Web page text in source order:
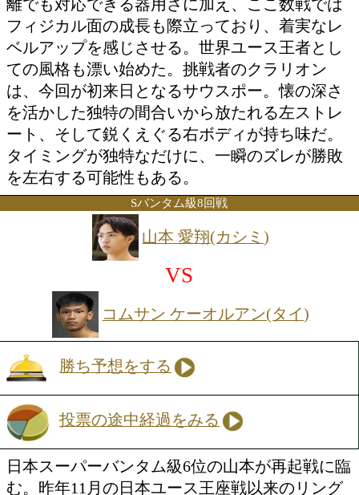
特集ページを見る
WBC世界ユースSフライ級王者の藤野の
は、テクニックと駆け引きが交錯する
分の一戦となりそうだ。スイッチヒッ
野は、シャープなジャブと高い機動力
試合の主導権を握るスタイル。近距離
離でも対応できる器用さに加え、ここ
フィジカル面の成長も際立っており、
ベルアップを感じさせる。世界ユース
ての風格も漂い始めた。挑戦者のクラ
は、今回が初来日となるサウスポー。
を活かした独特の間合いから放たれる
ート、そして鋭くえぐる右ボディが持
タイミングが独特なだけに、一瞬のズ
を左右する可能性もある。
山本 愛翔(カシミ)